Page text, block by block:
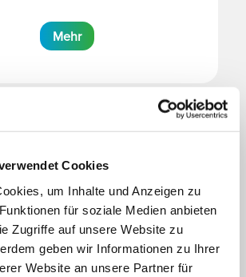
Cookies
um Inhalte und Anzeigen zu
für soziale Medien anbieten
Zugriffe auf unsere Website zu
geben wir Informationen zu Ihrer
Website an unsere Partner für
Mehr